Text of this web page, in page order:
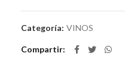
Categoría: VINOS
Compartir